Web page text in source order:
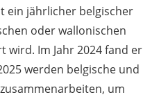
ein jährlicher belgischer
oder wallonischen
wird. Im Jahr 2024 fand er
werden belgische und
um